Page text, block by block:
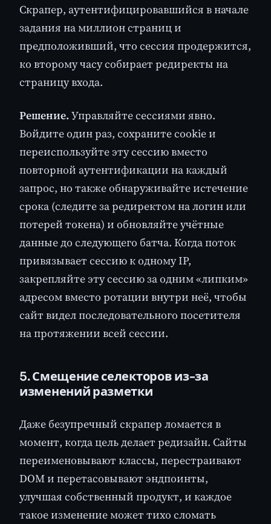
Скрапер, аутентифицировавшийся в начале
задания на миллион страниц и
предположивший, что сессия продержится,
ко второму часу собирает редиректы на
страницу входа.
Решение. Управляйте сессиями явно.
Войдите один раз, сохраните cookie и
переиспользуйте эту сессию вместо
повторной аутентификации на каждый
запрос, но также обнаруживайте истечение
срока (следите за редиректом на логин или
потерей токена) и обновляйте учётные
данные до следующего батча. Когда поток
привязывает сессию к одному IP,
закрепляйте эту сессию за одним «липким»
адресом вместо ротации внутри неё, чтобы
сайт видел последовательного посетителя
на протяжении всей сессии.
5. Смещение селекторов из-за
изменений разметки
Даже безупречный скрапер ломается в
момент, когда цель делает редизайн. Сайты
переименовывают классы, перестраивают
DOM и перетасовывают эндпоинты,
улучшая собственный продукт, и каждое
такое изменение может тихо сломать